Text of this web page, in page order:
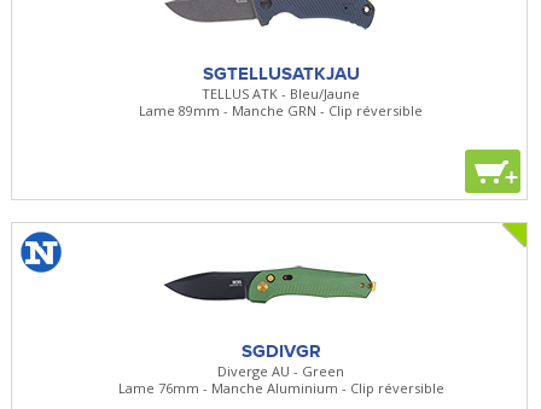
SGTELLUSATKJAU
TELLUS ATK - Bleu/Jaune
Lame 89mm - Manche GRN - Clip réversible
+
SGDIVGR
Diverge AU - Green
Lame 76mm - Manche Aluminium - Clip réversible